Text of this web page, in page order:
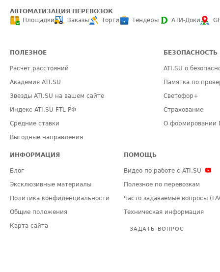
АВТОМАТИЗАЦИЯ ПЕРЕВОЗОК
Площадки
Заказы Торги Тендеры АТИ-Доки
ПОЛЕЗНОЕ
Расчет расстояний
Академия ATI.SU
Звезды ATI.SU на вашем сайте
Индекс ATI.SU FTL РФ
Средние ставки
Выгодные направления
БЕЗОПАСНОСТЬ
ATI.SU о
Памятка по
Светофор+
Страхование
О формировании
ИНФОРМАЦИЯ
Блог
Эксклюзивные материалы
Политика конфиденциальности
Общие положения
Карта сайта
ПОМОЩЬ
Видео по работе с ATI.SU
Полезное по перевозкам
Часто задаваемые вопросы
Техническая информация
ЗАДАТЬ ВОПРОС